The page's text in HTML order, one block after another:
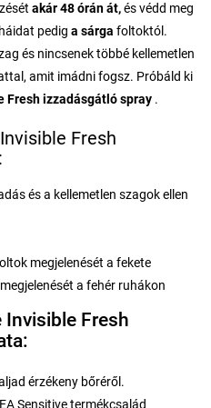
akár 48 órán át,és védd meg
pedig a sárga foltoktól.
és nincsenek többé kellemetlen
amit imádni fogsz. Próbáld ki
Fresh izzadásgátló spray .
Fresh
és a kellemetlen szagok ellen
megjelenését a fekete
a fehér ruhákon
Invisible Fresh
érzékeny bőréről.
Sensitive termékcsalád